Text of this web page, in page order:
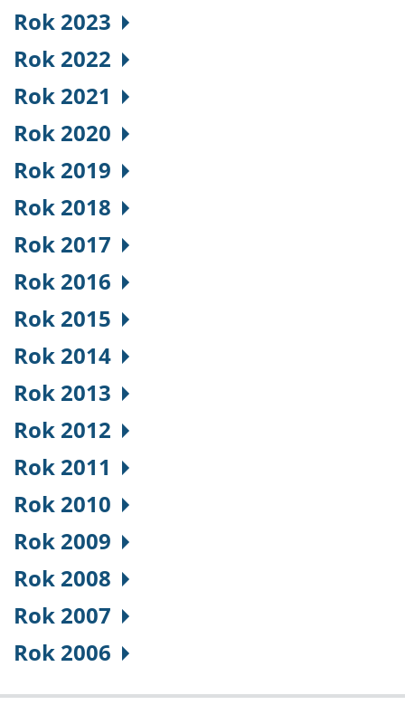
Rok 2023
Rok 2022
Rok 2021
Rok 2020
Rok 2019
Rok 2018
Rok 2017
Rok 2016
Rok 2015
Rok 2014
Rok 2013
Rok 2012
Rok 2011
Rok 2010
Rok 2009
Rok 2008
Rok 2007
Rok 2006